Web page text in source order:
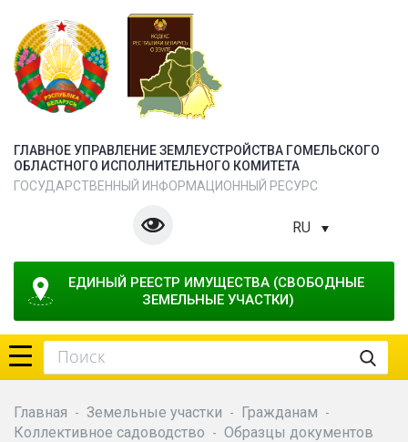
ГЛАВНОЕ УПРАВЛЕНИЕ ЗЕМЛЕУСТРОЙСТВА ГОМЕЛЬСКОГО
ОБЛАСТНОГО ИСПОЛНИТЕЛЬНОГО КОМИТЕТА
ГОСУДАРСТВЕННЫЙ ИНФОРМАЦИОННЫЙ РЕСУРС
RU
ЕДИНЫЙ РЕЕСТР ИМУЩЕСТВА (СВОБОДНЫЕ
ЗЕМЕЛЬНЫЕ УЧАСТКИ)
Главная - Земельные участки - Гражданам -
Коллективное садоводство - Образцы документов